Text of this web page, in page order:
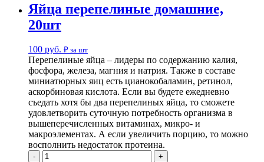
Яйца перепелиные домашние,
20шт
100 руб. ₽ за шт
Перепелиные яйца – лидеры по содержанию калия,
фосфора, железа, магния и натрия. Также в составе
миниатюрных яиц есть цианокобаламин, ретинол,
аскорбиновая кислота. Если вы будете ежедневно
съедать хотя бы два перепелиных яйца, то сможете
удовлетворить суточную потребность организма в
вышеперечисленных витаминах, микро- и
макроэлементах. А если увеличить порцию, то можно
восполнить недостаток протеина.